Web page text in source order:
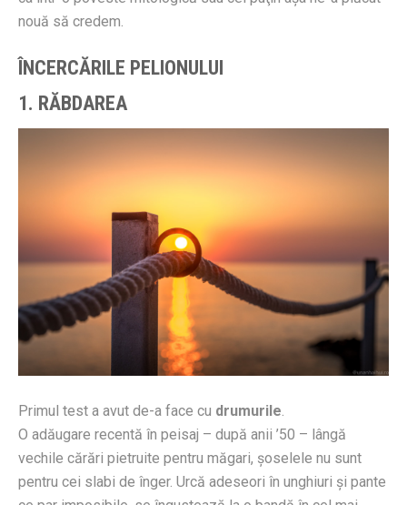
nouă să credem.
ÎNCERCĂRILE PELIONULUI
1. RĂBDAREA
Primul test a avut de-a face cu drumurile.
O adăugare recentă în peisaj – după anii ’50 – lângă
vechile cărări pietruite pentru măgari, şoselele nu sunt
pentru cei slabi de înger. Urcă adeseori în unghiuri şi pante